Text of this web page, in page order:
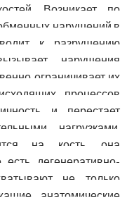
Возникает по
нарушений в
к разрушению
нарушения
ограничивает их
процессов
и перестает
нагрузками.
на кость, она
дегенеративно-
не только
анатомические